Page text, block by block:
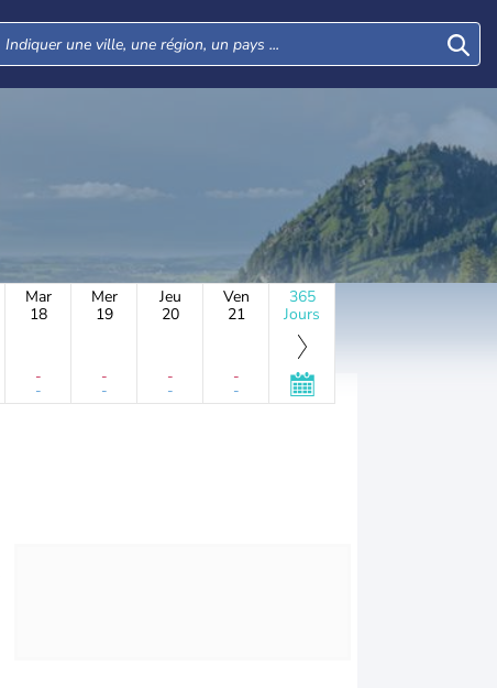
Mar
18
-
-
Mer
19
-
-
Jeu
20
-
-
Ven
21
-
-
365
Jours